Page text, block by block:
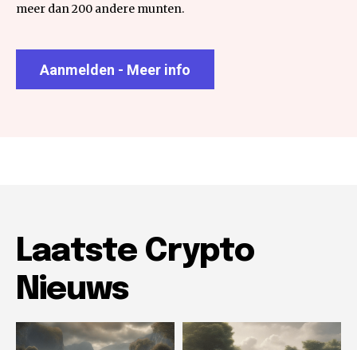
meer dan 200 andere munten.
Aanmelden - Meer info
Laatste Crypto
Nieuws